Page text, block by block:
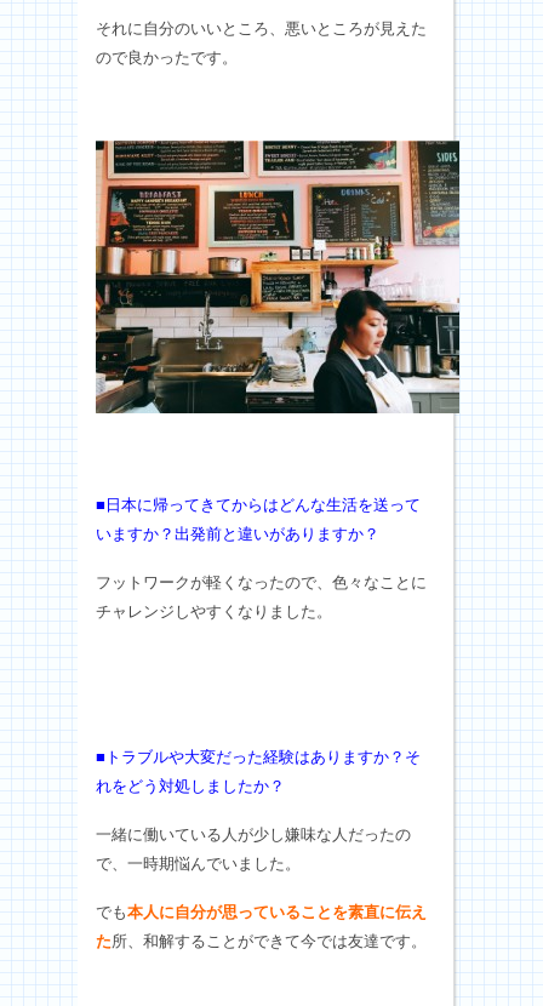
それに自分のいいところ、悪いところが見えた
ので良かったです。
■日本に帰ってきてからはどんな生活を送って
いますか？出発前と違いがありますか？
フットワークが軽くなったので、色々なことに
チャレンジしやすくなりました。
■トラブルや大変だった経験はありますか？そ
れをどう対処しましたか？
一緒に働いている人が少し嫌味な人だったの
で、一時期悩んでいました。
でも本人に自分が思っていることを素直に伝え
た所、和解することができて今では友達です。